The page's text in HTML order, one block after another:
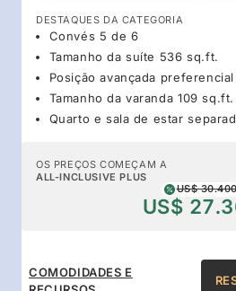
DESTAQUES DA CATEGORIA
Convés 5 de 6
Tamanho da suíte 536 sq.ft.
Posição avançada preferencial
Tamanho da varanda 109 sq.ft.
Quarto e sala de estar
OS PREÇOS COMEÇAM A
ALL-INCLUSIVE PLUS
US$
US$
COMODIDADES E